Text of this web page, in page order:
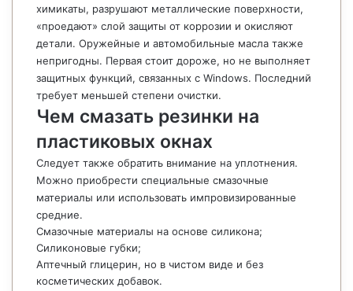
химикаты, разрушают металлические поверхности,
«проедают» слой защиты от коррозии и окисляют
детали. Оружейные и автомобильные масла также
непригодны. Первая стоит дороже, но не выполняет
защитных функций, связанных с Windows. Последний
требует меньшей степени очистки.
Чем смазать резинки на
пластиковых окнах
Следует также обратить внимание на уплотнения.
Можно приобрести специальные смазочные
материалы или использовать импровизированные
средние.
Смазочные материалы на основе силикона;
Силиконовые губки;
Аптечный глицерин, но в чистом виде и без
косметических добавок.